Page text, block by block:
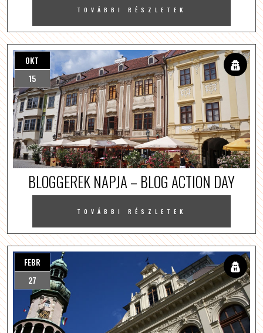
TOVÁBBI RÉSZLETEK
OKT
15
BLOGGEREK NAPJA – BLOG ACTION DAY
TOVÁBBI RÉSZLETEK
FEBR
27